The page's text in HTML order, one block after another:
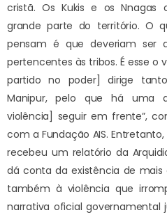
cristã. Os Kukis e os
grande parte do território. O
pensam é que deveriam ser
pertencentes às tribos. É esse o
partido no poder] dirige
Manipur, pelo que há uma
violência] seguir em frente”,
com a Fundação AIS.
recebeu um relatório da
dá conta da existência de mais
também à violência que
narrativa oficial governamental